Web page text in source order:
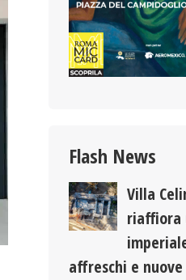
Flash News
Villa
riaffiora
affreschi e